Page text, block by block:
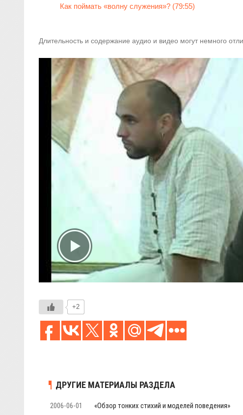
Как поймать «волну служения»? (79:55)
Длительность и содержание аудио и видео могут немного
+2
ДРУГИЕ МАТЕРИАЛЫ РАЗДЕЛА
2006-06-01
«Обзор тонких стихий и моделей поведения»